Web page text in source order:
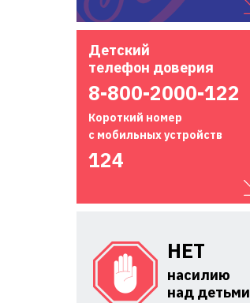
Детский
телефон доверия
8-800-2000-122
Короткий номер
с мобильных устройств
124
НЕТ
насилию
над детьми